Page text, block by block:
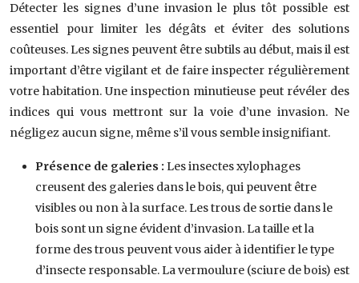
Détecter les signes d’une invasion le plus tôt possible est
essentiel pour limiter les dégâts et éviter des solutions
coûteuses. Les signes peuvent être subtils au début, mais il est
important d’être vigilant et de faire inspecter régulièrement
votre habitation. Une inspection minutieuse peut révéler des
indices qui vous mettront sur la voie d’une invasion. Ne
négligez aucun signe, même s’il vous semble insignifiant.
Présence de galeries : Les insectes xylophages
creusent des galeries dans le bois, qui peuvent être
visibles ou non à la surface. Les trous de sortie dans le
bois sont un signe évident d’invasion. La taille et la
forme des trous peuvent vous aider à identifier le type
d’insecte responsable. La vermoulure (sciure de bois) est